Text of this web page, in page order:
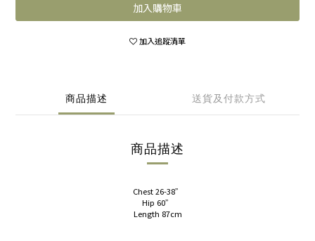
加入購物車
加入追蹤清單
商品描述 送貨及付款方式
商品描述
Chest 26-38”
Hip 60”
Length 87cm